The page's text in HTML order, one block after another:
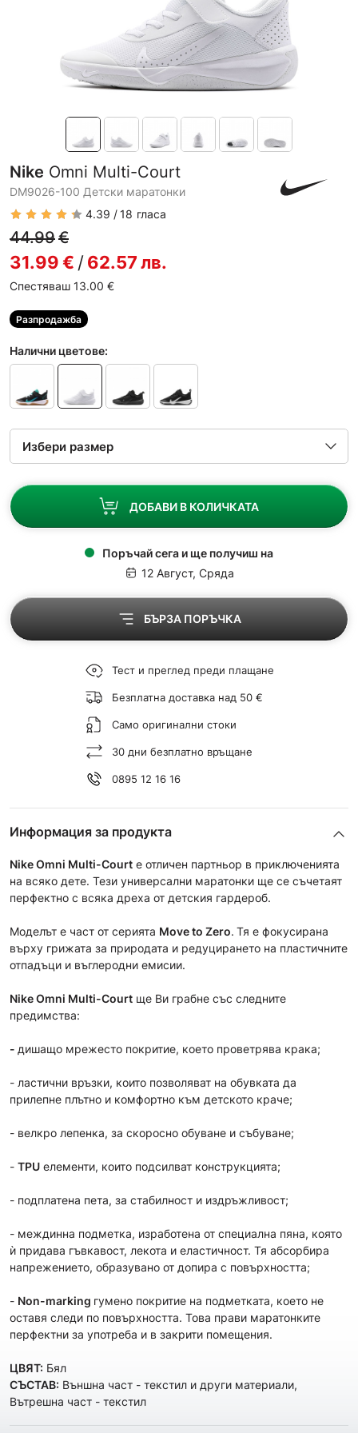
Nike Omni Multi-Court
DM9026-100 Детски маратонки
4.39
18 гласа
44.99€
31.99€ /62.57лв.
Спестяваш 13.00 €
Разпродажба
Налични цветове:
ДОБАВИ В КОЛИЧКАТА
Поръчай сега и ще получиш на
12 Август, Сряда
БЪРЗА ПОРЪЧКА
Тест и преглед преди плащане
Безплатна доставка над 50 €
Само оригинални стоки
30 дни безплатно връщане
0895 12 16 16
Информация за продукта
Nike Omni Multi-Court е отличен партньор в приключенията
на всяко дете. Тези универсални маратонки ще се съчетаят
перфектно с всяка дреха от детския гардероб.
Моделът е част от сериятa Move to Zero. Тя е фокусирана
върху грижата за природата и редуцирането на пластичните
отпадъци и въглеродни емисии.
Nike Omni Multi-Court ще Ви грабнe със следните
предимства:
- дишащo мрежесто покритие, което проветрява крака;
- ластични връзки, които позволяват на обувката да
прилепне плътно и комфортно към детското краче;
- велкро лепенка, за скоросно обуване и събуване;
- TPU елементи, които подсилват конструкцията;
- подплатена пета, за стабилност и издръжливост;
- междинна подметка, изработена от специална пяна, която
ѝ придава гъвкавост, лекота и еластичност. Тя абсорбира
напрежението, образувано от допира с повърхността;
- Non-marking гумено покритие на подметката, което не
оставя следи по повърхността. Това прави маратонките
перфектни за употреба и в закрити помещения.
ЦВЯТ: Бял
СЪСТАВ: Външна част - текстил и други материали,
Вътрешна част - текстил